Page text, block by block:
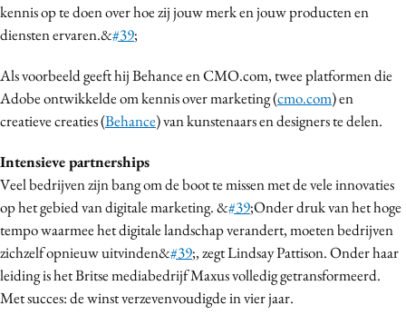
kennis op te doen over hoe zij jouw merk en jouw producten en
diensten ervaren.&#39;
Als voorbeeld geeft hij Behance en CMO.com, twee platformen die
Adobe ontwikkelde om kennis over marketing (cmo.com) en
creatieve creaties (Behance) van kunstenaars en designers te delen.
Intensieve partnerships
Veel bedrijven zijn bang om de boot te missen met de vele innovaties
op het gebied van digitale marketing. &#39;Onder druk van het hoge
tempo waarmee het digitale landschap verandert, moeten bedrijven
zichzelf opnieuw uitvinden&#39;, zegt Lindsay Pattison. Onder haar
leiding is het Britse mediabedrijf Maxus volledig getransformeerd.
Met succes: de winst verzevenvoudigde in vier jaar.